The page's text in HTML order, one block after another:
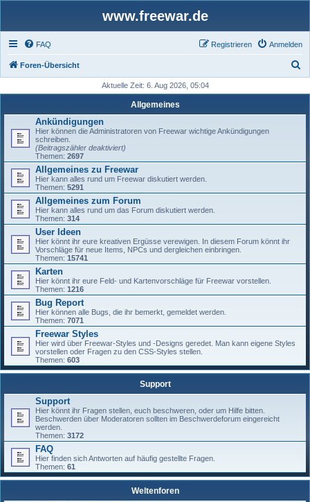
www.freewar.de
FAQ Anmelden
Registrieren
Foren-Übersicht
h
Aktuelle Zeit: 6. Aug 2026, 05:04
Allgemeines
Ankündigungen
Hier können die Administratoren von Freewar wichtige Ankündigungen
schreiben.
(Beitragszähler deaktiviert)
Themen: 2697
Allgemeines zu Freewar
Hier kann alles rund um Freewar diskutiert werden.
Themen: 5291
Allgemeines zum Forum
Hier kann alles rund um das Forum diskutiert werden.
Themen: 314
User Ideen
Hier könnt ihr eure kreativen Ergüsse verewigen. In diesem Forum könnt ihr
Vorschläge für neue Items, NPCs und dergleichen einbringen.
Themen: 15741
Karten
Hier könnt ihr eure Feld- und Kartenvorschläge für Freewar vorstellen.
Themen: 1216
Bug Report
Hier können alle Bugs, die ihr bemerkt, gemeldet werden.
Themen: 7071
Freewar Styles
Hier wird über Freewar-Styles und -Designs geredet. Man kann eigene Styles
vorstellen oder Fragen zu den CSS-Styles stellen.
Themen: 603
Support
Support
Hier könnt ihr Fragen stellen, euch beschweren, oder um Hilfe bitten.
Beschwerden über Moderatoren sollten im Beschwerdeforum eingereicht
werden.
Themen: 3172
FAQ
Hier finden sich Antworten auf häufig gestellte Fragen.
Themen: 61
Weltenforen